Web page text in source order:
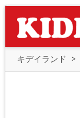
キデイランド >